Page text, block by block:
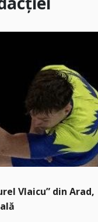
Vlaicu” din Arad,